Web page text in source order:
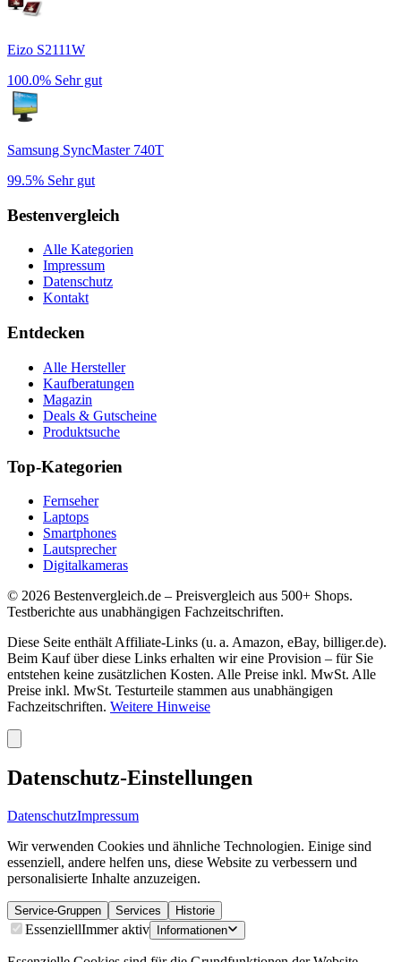
Eizo S2111W
100.0% Sehr gut
Samsung SyncMaster 740T
99.5% Sehr gut
Bestenvergleich
Alle Kategorien
Impressum
Datenschutz
Kontakt
Entdecken
Alle Hersteller
Kaufberatungen
Magazin
Deals & Gutscheine
Produktsuche
Top-Kategorien
Fernseher
Laptops
Smartphones
Lautsprecher
Digitalkameras
© 2026 Bestenvergleich.de – Preisvergleich aus 500+ Shops.
Testberichte aus unabhängigen Fachzeitschriften.
Diese Seite enthält Affiliate-Links (u. a. Amazon, eBay, billiger.de).
Beim Kauf über diese Links erhalten wir eine Provision – für Sie
entstehen keine zusätzlichen Kosten. Alle Preise inkl. MwSt. Alle
Preise inkl. MwSt. Testurteile stammen aus unabhängigen
Fachzeitschriften. Weitere Hinweise
Datenschutz-Einstellungen
DatenschutzImpressum
Wir verwenden Cookies und ähnliche Technologien. Einige sind
essenziell, andere helfen uns, diese Website zu verbessern und
personalisierte Inhalte anzuzeigen.
Service-Gruppen Services Historie
EssenziellImmer aktiv Informationen